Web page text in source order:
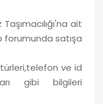
ait
forumunda satışa
ve id
gibi bilgileri